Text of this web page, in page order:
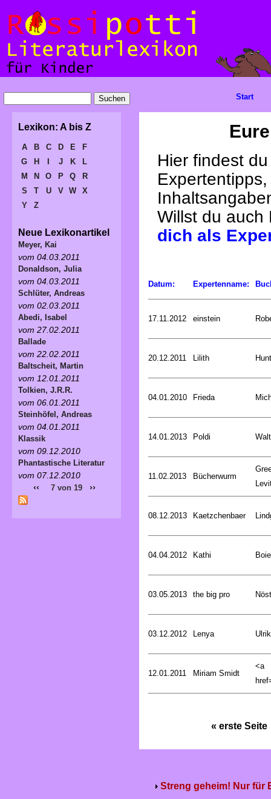
Hier findest
Willst du
dich als
Datum: Expertenname:
17.11.2012 einstein
20.12.2011 Lilith
04.01.2010 Frieda
14.01.2013 Poldi
11.02.2013 Bücherwurm
08.12.2013 Kaetzchenbaer
04.04.2012 Kathi
03.05.2013 the big pro
03.12.2012 Lenya
12.01.2011 Miriam Smidt
<a
« erste Seite
Streng geheim! Nur für
Start
Lexikon: A bis Z
A B C D E
F
G
H J K
L
M
N O P Q
R
S
T U V W
X
Y
Z
Neue Lexikonartikel
Meyer, Kai
vom 04.03.2011
Donaldson, Julia
vom 04.03.2011
Schlüter, Andreas
vom 02.03.2011
Abedi, Isabel
vom 27.02.2011
Ballade
vom 22.02.2011
Baltscheit, Martin
vom 12.01.2011
Tolkien, J.R.R.
vom 06.01.2011
Steinhöfel, Andreas
vom 04.01.2011
Klassik
vom 09.12.2010
Phantastische Literatur
vom 07.12.2010
‹‹ 7 von 19 ››